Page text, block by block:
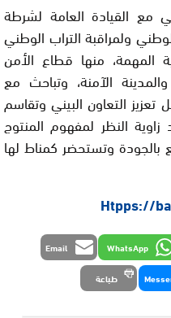
مع القيادة العامة لشرطة
ولمراقبة التراب الوطني
المهمة، منها قطاع الأمن
الآمنة، وتباحث مع
التعاون البيني وتقاسم
النظر لمفهوم المنتوج
وتستحضر كمناط لها
Htpps://
WhatsApp
Email
طباعة